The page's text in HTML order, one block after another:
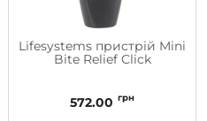
Lifesystems пристрій Mini
Bite Relief Click
572.00 грн